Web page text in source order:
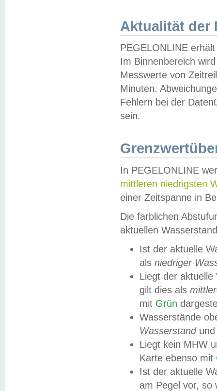
Aktualität der
PEGELONLINE
Im Binnenbereich
Messwerte von
Minuten.
Fehlern bei der
sein.
In PEGELONLINE
mittleren niedrigsten
einer Zeitspanne in
Die farblichen
aktuellen
Ist der aktuelle
als niedriger
Liegt der
gilt dies als
mit Grün
Wasserstände
Wasserstandund
Liegt kein MHW
Karte ebenso mit
Ist der aktuelle
am Pegel vor,